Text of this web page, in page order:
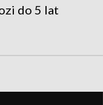
do 5 lat